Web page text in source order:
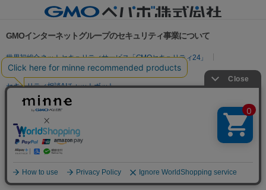
GMOインターネットグループのセキュリティ事業について
世界初総合ネットセキュリティサービス「GMOセキュリティ24」
パスワード漏洩診断
Webサイトリスク診断
セキュリティ相談AIチャットボット
実在証明・盗聴対策
サイバー攻撃対策（GMO Flatt Security）
セキュリティ事業の軌跡